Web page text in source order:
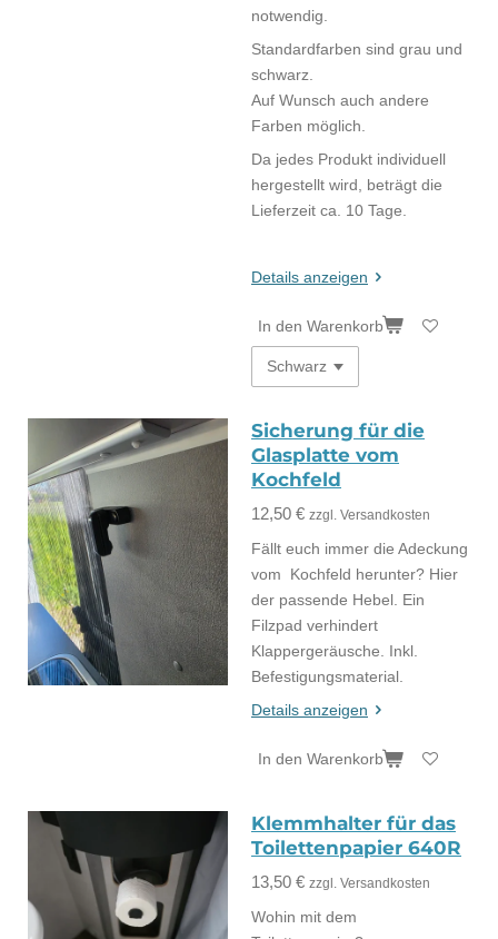
notwendig.
Standardfarben sind grau und
schwarz.
Auf Wunsch auch andere
Farben möglich.
Da jedes Produkt individuell
hergestellt wird, beträgt die
Lieferzeit ca. 10 Tage.
Details anzeigen
In den Warenkorb
Sicherung für die
Glasplatte vom
Kochfeld
12,50 € zzgl. Versandkosten
Fällt euch immer die Adeckung
vom Kochfeld herunter? Hier
der passende Hebel. Ein
Filzpad verhindert
Klappergeräusche. Inkl.
Befestigungsmaterial.
Details anzeigen
In den Warenkorb
Klemmhalter für das
Toilettenpapier 640R
13,50 € zzgl. Versandkosten
Wohin mit dem